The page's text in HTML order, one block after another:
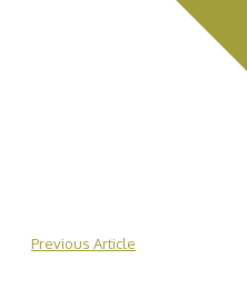
Previous Article